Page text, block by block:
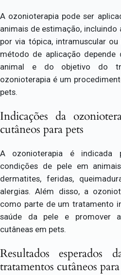
A ozonioterapia pode ser
animais de estimação,
por via tópica, intramuscular
método de aplicação
animal e do objetivo do
ozonioterapia é um
pets.
Indicações da
cutâneos para pets
A ozonioterapia é indicada
condições de pele em
dermatites, feridas,
alergias. Além disso, a
como parte de um tratamento
saúde da pele e promover
cutâneas em pets.
Resultados esperados
tratamentos cutâneos